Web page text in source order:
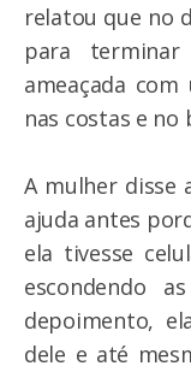
relatou que no
para
ameaçada
nas costas e no
A mulher disse
ajuda antes
ela tivesse
escondendo
depoimento,
dele e até